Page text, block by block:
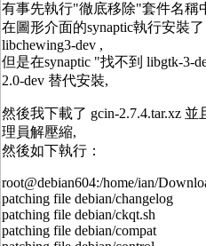
有事先執行"徹底移除"套件名稱
在圖形介面的synaptic執行安裝了
libchewing3-dev ,
但是在synaptic "找不到 libgtk-3-
2.0-dev 替代安裝,
然後我下載了 gcin-2.7.4.tar.xz
理員解壓縮,
然後如下執行：
root@debian604:/home/ian/
patching file debian/changelog
patching file debian/ckqt.sh
patching file debian/compat